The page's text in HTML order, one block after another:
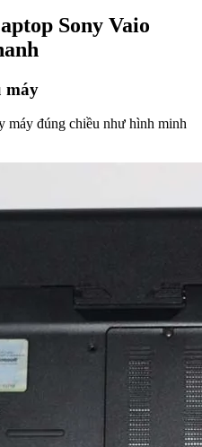
Sony Vaio
máy
máy đúng chiều như hình minh